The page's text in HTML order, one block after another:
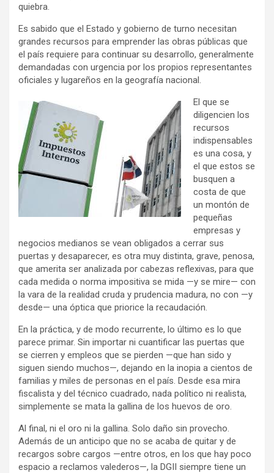
quiebra.
Es sabido que el Estado y gobierno de turno necesitan
grandes recursos para emprender las obras públicas que
el país requiere para continuar su desarrollo, generalmente
demandadas con urgencia por los propios representantes
oficiales y lugareños en la geografía nacional.
El que se
diligencien los
recursos
indispensables
es una cosa, y
el que estos se
busquen a
costa de que
un montón de
pequeñas
empresas y
negocios medianos se vean obligados a cerrar sus
puertas y desaparecer, es otra muy distinta, grave, penosa,
que amerita ser analizada por cabezas reflexivas, para que
cada medida o norma impositiva se mida —y se mire— con
la vara de la realidad cruda y prudencia madura, no con —y
desde— una óptica que priorice la recaudación.
En la práctica, y de modo recurrente, lo último es lo que
parece primar. Sin importar ni cuantificar las puertas que
se cierren y empleos que se pierden —que han sido y
siguen siendo muchos—, dejando en la inopia a cientos de
familias y miles de personas en el país. Desde esa mira
fiscalista y del técnico cuadrado, nada político ni realista,
simplemente se mata la gallina de los huevos de oro.
Al final, ni el oro ni la gallina. Solo daño sin provecho.
Además de un anticipo que no se acaba de quitar y de
recargos sobre cargos —entre otros, en los que hay poco
espacio a reclamos valederos—, la DGII siempre tiene un